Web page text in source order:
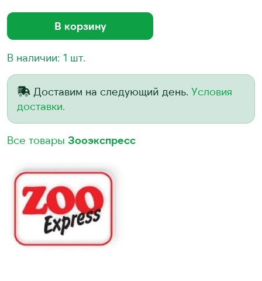
В корзину
В наличии: 1 шт.
Доставим на следующий день. Условия
доставки.
Все товары Зооэкспресс